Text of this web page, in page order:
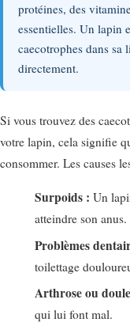
protéines, des
essentielles. Un lapin
caecotrophes dans
directement.
Si vous trouvez des
votre lapin, cela signifie
consommer. Les causes
Surpoids : Un
atteindre son
Problèmes
toilettage
Arthrose ou
qui lui font mal.